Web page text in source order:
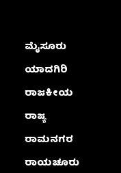
ಮೈಸೂರು
ಯಾದಗಿರಿ
ರಾಜಕೀಯ
ರಾಜ್ಯ
ರಾಮನಗರ
ರಾಯಚೂರು